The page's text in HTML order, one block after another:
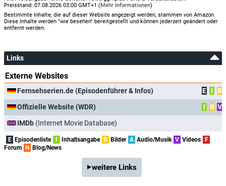
Preisstand: 07.08.2026 03:00 GMT+1 (Mehr Informationen)
Bestimmte Inhalte, die auf dieser Website angezeigt werden, stammen von Amazon.
Diese Inhalte werden "wie besehen" bereitgestellt und können jederzeit geändert oder
entfernt werden.
Links
Externe Websites
Fernsehserien.de (Episodenführer & Infos) E I
B
Offizielle Website (WDR)
I B V
IMDb (Internet Movie Database)
E Episodenliste I Inhaltsangabe B Bilder A Audio/Musik V Videos F
Forum N Blog/News
weitere Links